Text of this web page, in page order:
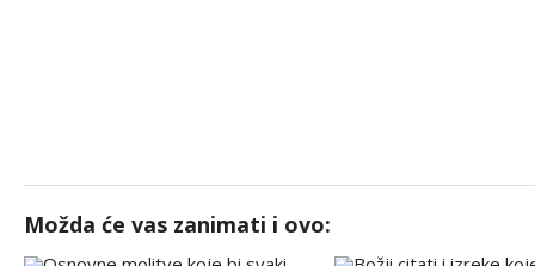
Možda će vas zanimati i ovo: